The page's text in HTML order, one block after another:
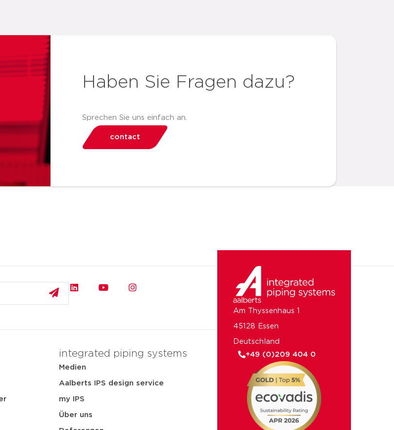
Haben Sie Fragen dazu?
Sprechen Sie uns einfach an.
contact
integrated piping systems
Medien
Aalberts IPS design service
my IPS
Über uns
Am Thyssenhaus 1
45128 Essen
Deutschland
+49 (0)209 404 0